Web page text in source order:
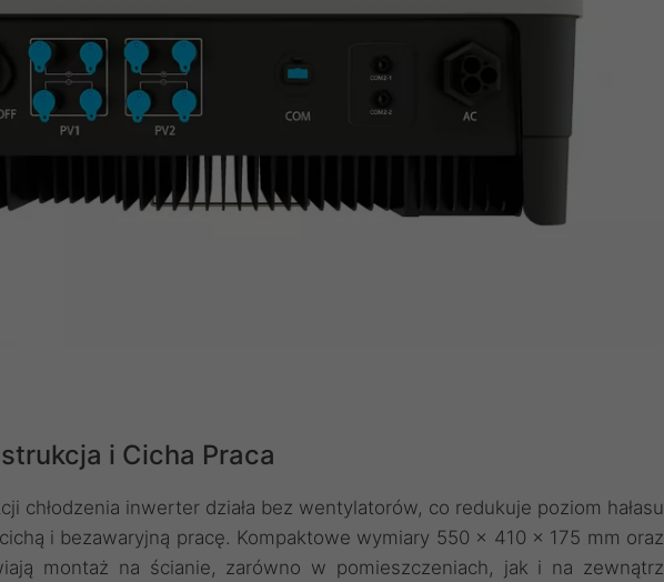
i Cicha Praca
chłodzenia inwerter działa bez wentylatorów, co redukuje poziom hałasu
i bezawaryjną pracę. Kompaktowe wymiary 550 × 410 × 175 mm oraz
montaż na ścianie, zarówno w pomieszczeniach, jak i na zewnątrz